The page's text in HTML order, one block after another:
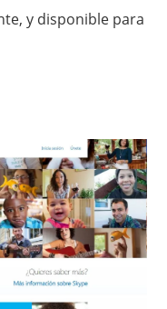
y disponible para